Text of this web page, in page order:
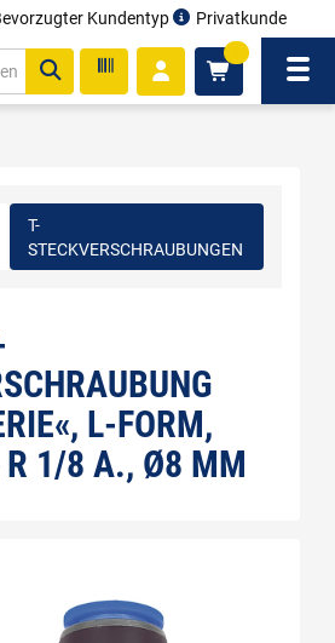
Kundentyp Privatkunde
T-
STECKVERSCHRAUBUNGEN
L-FORM,
R 1/8 A., Ø8 MM